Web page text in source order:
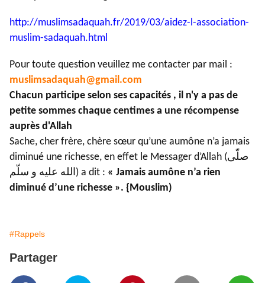
http://muslimsadaquah.fr/2019/03/aidez-l-association-
muslim-sadaquah.html
Pour toute question veuillez me contacter par mail :
muslimsadaquah@gmail.com
Chacun participe selon ses capacités , il n'y a pas de
petite sommes chaque centimes a une récompense
auprès d'Allah
Sache, cher frère, chère sœur qu’une aumône n’a jamais
diminué une richesse, en effet le Messager d’Allah (صلّى
الله عليه و سلّم) a dit : « Jamais aumône n’a rien
diminué d’une richesse ». {Mouslim)
#Rappels
Partager